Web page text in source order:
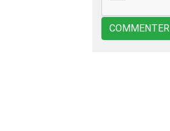
COMMENTER